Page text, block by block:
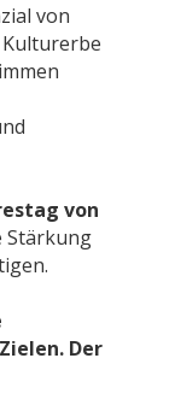
von
von
Stärkung
Der